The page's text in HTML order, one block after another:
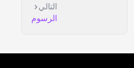
التالي
الرسوم